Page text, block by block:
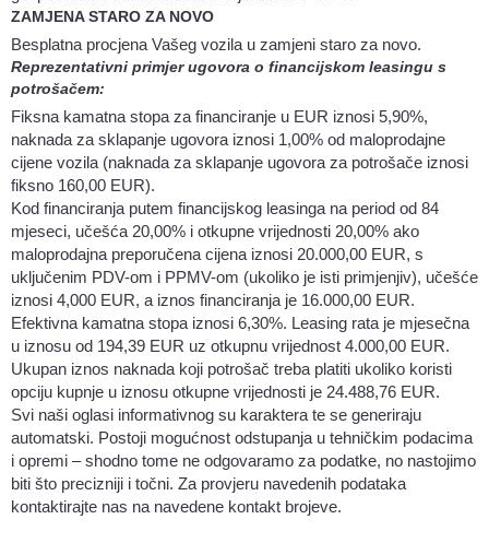
ZAMJENA STARO ZA NOVO
Besplatna procjena Vašeg vozila u zamjeni staro za novo.
Reprezentativni primjer ugovora o financijskom leasingu s
potrošačem:
Fiksna kamatna stopa za financiranje u EUR iznosi 5,90%,
naknada za sklapanje ugovora iznosi 1,00% od maloprodajne
cijene vozila (naknada za sklapanje ugovora za potrošače iznosi
fiksno 160,00 EUR).
Kod financiranja putem financijskog leasinga na period od 84
mjeseci, učešća 20,00% i otkupne vrijednosti 20,00% ako
maloprodajna preporučena cijena iznosi 20.000,00 EUR, s
uključenim PDV-om i PPMV-om (ukoliko je isti primjenjiv), učešće
iznosi 4,000 EUR, a iznos financiranja je 16.000,00 EUR.
Efektivna kamatna stopa iznosi 6,30%. Leasing rata je mjesečna
u iznosu od 194,39 EUR uz otkupnu vrijednost 4.000,00 EUR.
Ukupan iznos naknada koji potrošač treba platiti ukoliko koristi
opciju kupnje u iznosu otkupne vrijednosti je 24.488,76 EUR.
Svi naši oglasi informativnog su karaktera te se generiraju
automatski. Postoji mogućnost odstupanja u tehničkim podacima
i opremi – shodno tome ne odgovaramo za podatke, no nastojimo
biti što precizniji i točni. Za provjeru navedenih podataka
kontaktirajte nas na navedene kontakt brojeve.